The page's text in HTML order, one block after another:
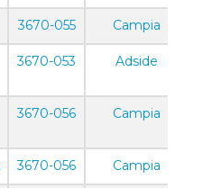
3670-055 Campia
3670-053 Adside
3670-056 Campia
3670-056 Campia